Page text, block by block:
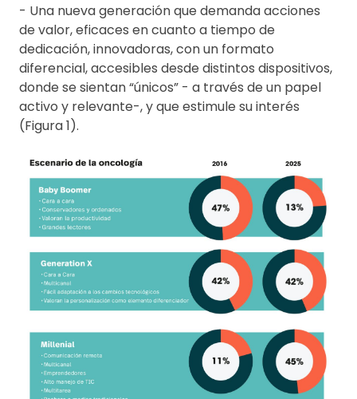
- Una nueva generación que demanda acciones
de valor, eficaces en cuanto a tiempo de
dedicación, innovadoras, con un formato
diferencial, accesibles desde distintos dispositivos,
donde se sientan “únicos” - a través de un papel
activo y relevante-, y que estimule su interés
(Figura 1).